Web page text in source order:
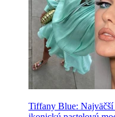
Tiffany Blue: